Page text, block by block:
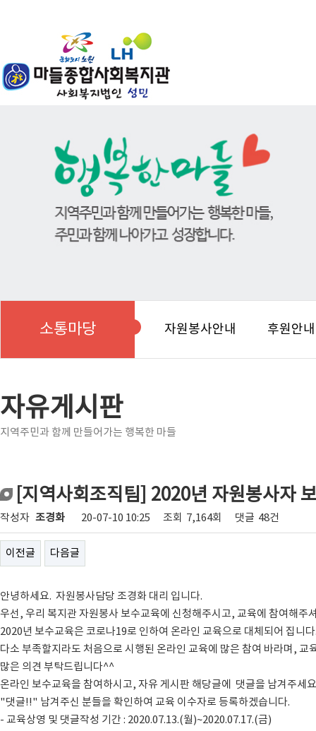
소통마당 자원봉사안내 후원안내
자유게시판
지역주민과 함께 만들어가는 행복한 마들
[지역사회조직팀] 2020년 자원봉사자
작성자 조경화 20-07-10 10:25 조회 7,164회 댓글 48건
이전글 다음글
안녕하세요. 자원봉사담당 조경화 대리 입니다.
우선, 우리 복지관 자원봉사 보수교육에 신청해주시고, 교육에 참여해주
2020년 보수교육은 코로나19로 인하여 온라인 교육으로 대체되어 집니
다소 부족할지라도 처음으로 시행된 온라인 교육에 많은 참여 바라며,
많은 의견 부탁드립니다^^
온라인 보수교육을 참여하시고, 자유 게시판 해당글에 댓글을 남겨주세
"댓글!!" 남겨주신 분들을 확인하여 교육 이수자로 등록하겠습니다.
- 교육상영 및 댓글작성 기간 : 2020.07.13.(월)~2020.07.17.(금)